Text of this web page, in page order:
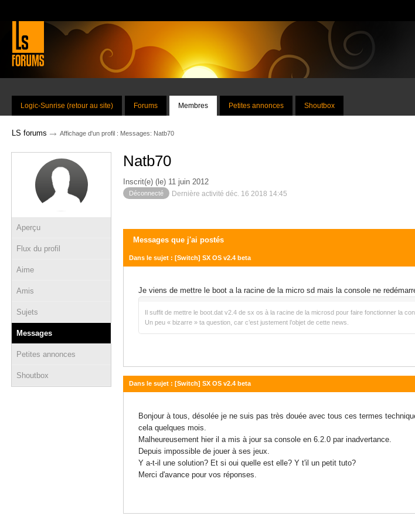
Logic-Sunrise (retour au site) Forums Membres Petites annonces Shoutbox
LS forums → Affichage d'un profil : Messages: Natb70
Aperçu
Flux du profil
Aime
Amis
Sujets
Messages
Petites annonces
Shoutbox
Natb70
Inscrit(e) (le) 11 juin 2012
Déconnecté Dernière activité déc. 16 2018 14:45
Messages que j'ai postés
Dans le sujet : [Switch] SX OS v2.4 beta
Je viens de mettre le boot a la racine de la micro sd mais la console ne
Il suffit de mettre le boot.dat v2.4 de sx os à la racine de la microsd pour faire fonctionner la
Un peu « bizarre » ta question, car c’est justement l’objet de cette news.
Dans le sujet : [Switch] SX OS v2.4 beta
Bonjour à tous, désolée je ne suis pas très douée avec tous ces termes
cela quelques mois.
Malheureusement hier il a mis à jour sa console en 6.2.0 par inadvertance.
Depuis impossible de jouer à ses jeux.
Y a-t-il une solution? Et si oui quelle est elle? Y t'il un petit tuto?
Merci d'avance pour vos réponses.